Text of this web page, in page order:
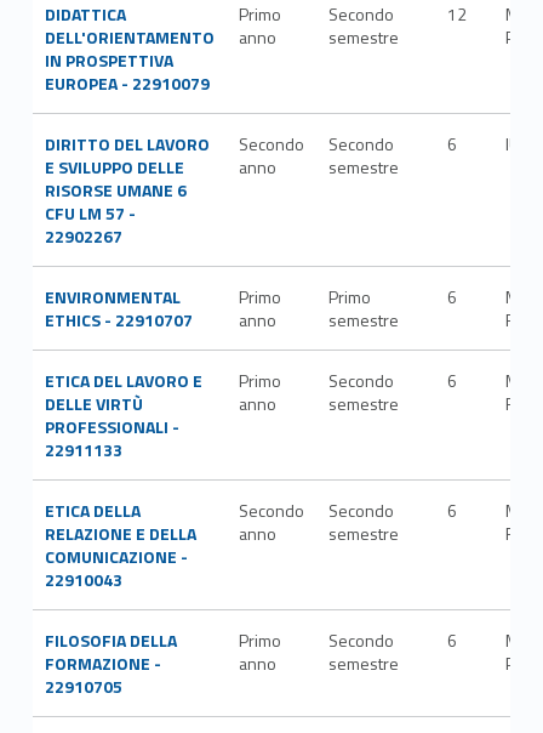
DIDATTICA
DELL'ORIENTAMENTO
IN PROSPETTIVA
EUROPEA - 22910079
Primo
anno
Secondo
semestre
12
M-
DIRITTO DEL LAVORO
E SVILUPPO DELLE
RISORSE UMANE 6
CFU LM 57 -
22902267
Secondo
anno
Secondo
semestre
6 IUS/
ENVIRONMENTAL
ETHICS - 22910707
Primo
anno
Primo
semestre
6
M-
FIL/
ETICA DEL LAVORO E
DELLE VIRTÙ
PROFESSIONALI -
22911133
Primo
anno
Secondo
semestre
6
M-
FIL/
ETICA DELLA
RELAZIONE E DELLA
COMUNICAZIONE -
22910043
Secondo
anno
Secondo
semestre
6
M-
FIL/
FILOSOFIA DELLA
FORMAZIONE -
22910705
Primo
anno
Secondo
semestre
6
M-